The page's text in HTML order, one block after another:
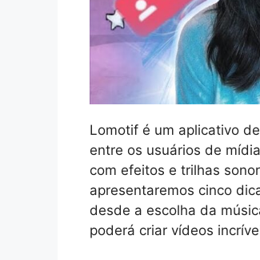
Lomotif é um aplicativo
entre os usuários de
com efeitos e trilhas
apresentaremos cinco
desde a escolha da
poderá criar vídeos